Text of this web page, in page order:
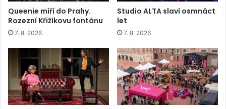
Queenie míří do Prahy.
Rozezní Křižíkovu fontánu
7. 8. 2026
Studio ALTA slaví osmnáct
let
7. 8. 2026